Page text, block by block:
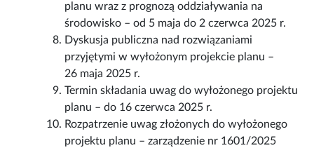
planu wraz z prognozą oddziaływania na
środowisko – od 5 maja do 2 czerwca 2025 r.
Dyskusja publiczna nad rozwiązaniami
przyjętymi w wyłożonym projekcie planu –
26 maja 2025 r.
Termin składania uwag do wyłożonego projektu
planu – do 16 czerwca 2025 r.
Rozpatrzenie uwag złożonych do wyłożonego
projektu planu – zarządzenie nr 1601/2025